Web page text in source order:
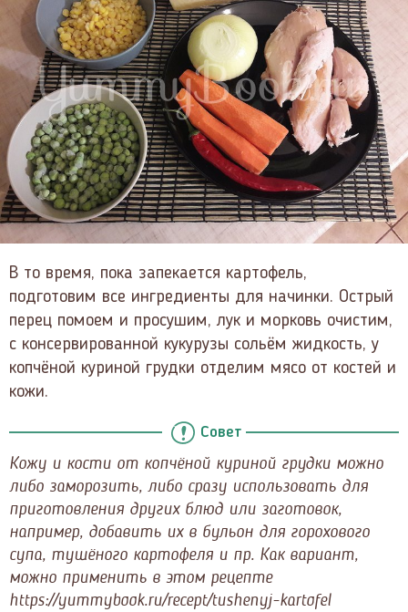
В то время, пока запекается картофель,
подготовим все ингредиенты для начинки. Острый
перец помоем и просушим, лук и морковь очистим,
с консервированной кукурузы сольём жидкость, у
копчёной куриной грудки отделим мясо от костей и
кожи.
Совет
Кожу и кости от копчёной куриной грудки можно
либо заморозить, либо сразу использовать для
приготовления других блюд или заготовок,
например, добавить их в бульон для горохового
супа, тушёного картофеля и пр. Как вариант,
можно применить в этом рецепте
https://yummybook.ru/recept/tushenyj-kartofel